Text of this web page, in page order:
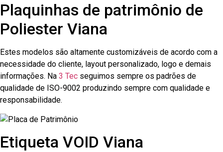
Plaquinhas de patrimônio de
Poliester Viana
Estes modelos são altamente customizáveis de acordo com a
necessidade do cliente, layout personalizado, logo e demais
informações. Na 3 Tec seguimos sempre os padrões de
qualidade de ISO-9002 produzindo sempre com qualidade e
responsabilidade.
Etiqueta VOID Viana